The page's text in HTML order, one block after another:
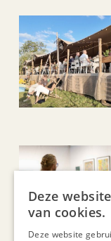
Deze
van cookies.
Deze website